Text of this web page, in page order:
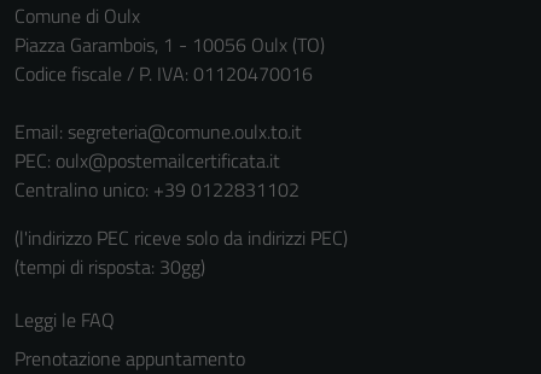
Comune di Oulx
Piazza Garambois, 1 - 10056 Oulx (TO)
Codice fiscale / P. IVA: 01120470016
Email: segreteria@comune.oulx.to.it
PEC: oulx@postemailcertificata.it
Centralino unico: +39 0122831102
(l'indirizzo PEC riceve solo da indirizzi PEC)
(tempi di risposta: 30gg)
Leggi le FAQ
Prenotazione appuntamento